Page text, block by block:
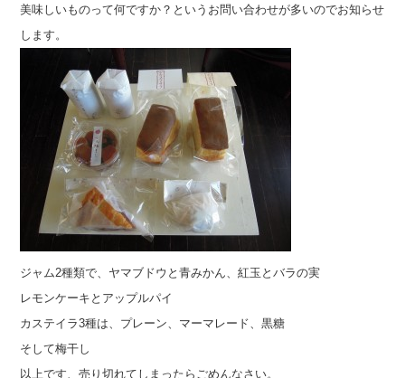
美味しいものって何ですか？というお問い合わせが多いのでお知らせ
します。
ジャム2種類で、ヤマブドウと青みかん、紅玉とバラの実
レモンケーキとアップルパイ
カステイラ3種は、プレーン、マーマレード、黒糖
そして梅干し
以上です、売り切れてしまったらごめんなさい。